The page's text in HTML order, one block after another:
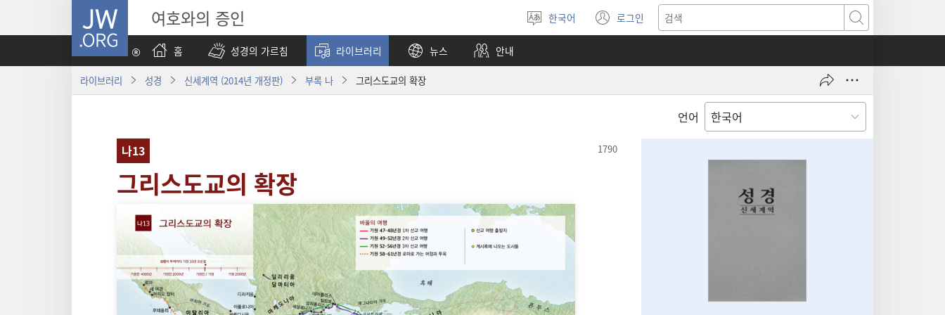
JW.ORG 여호와의 증인
언어
선택
한국어 로그인
(새로운
창
검색
홈
성경의 가르침 라이브러리 뉴스 안내
라이브러리 성경 신세계역 (2014년 개정판) 부록 나 그리스도교의 확장
언어
나13
그리스도교의 확장